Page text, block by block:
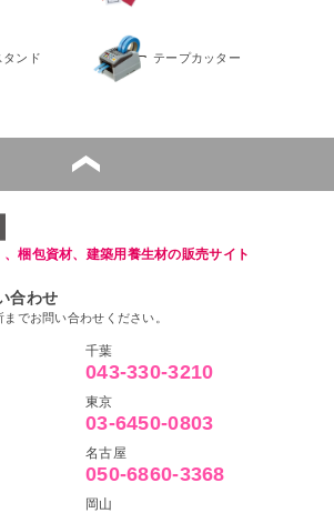
タンド テープカッター
梱包資材、建築用養生材の販売サイト
合わせ
でお問い合わせください。
千葉
043-330-3210
東京
03-6450-0803
名古屋
050-6860-3368
岡山